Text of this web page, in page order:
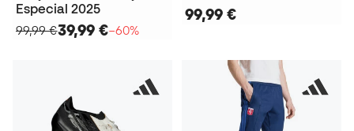
Especial 2025
99,99 €39,99 €−60%
99,99 €